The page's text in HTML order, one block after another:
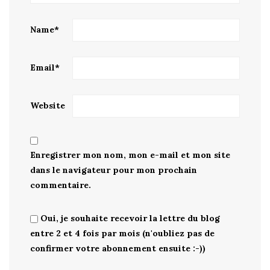
Name*
Email*
Website
Enregistrer mon nom, mon e-mail et mon site
dans le navigateur pour mon prochain
commentaire.
Oui, je souhaite recevoir la lettre du blog
entre 2 et 4 fois par mois (n'oubliez pas de
confirmer votre abonnement ensuite :-))